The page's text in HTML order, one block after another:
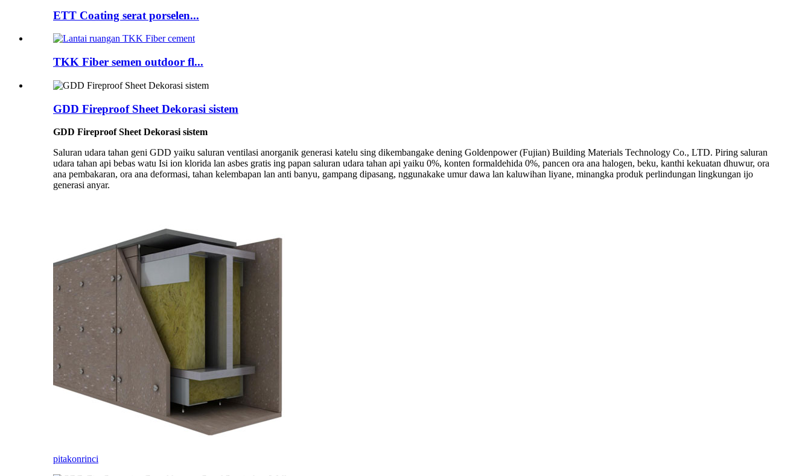
ETT Coating serat porselen...
TKK Fiber semen outdoor fl...
GDD Fireproof Sheet Dekorasi sistem
GDD Fireproof Sheet Dekorasi sistem
Saluran udara tahan geni GDD yaiku saluran ventilasi anorganik generasi katelu sing dikembangake dening Goldenpower (Fujian) Building Materials Technology Co., LTD. Piring saluran
udara tahan api bebas watu Isi ion klorida lan asbes gratis ing papan saluran udara tahan api yaiku 0%, konten formaldehida 0%, pancen ora ana halogen, beku, kanthi kekuatan dhuwur, ora
ana pembakaran, ora ana deformasi, tahan kelembapan lan anti banyu, gampang dipasang, nggunakake umur dawa lan kaluwihan liyane, minangka produk perlindungan lingkungan ijo
generasi anyar.
pitakonrinci